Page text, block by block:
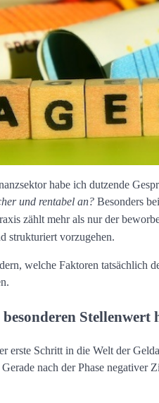
habe ich dutzende
und rentabel an? Besonders
zählt mehr als nur der
strukturiert vorzugehen.
welche Faktoren tatsächlich
Stellenwert
erste Schritt in die Welt der
nach der Phase negativer